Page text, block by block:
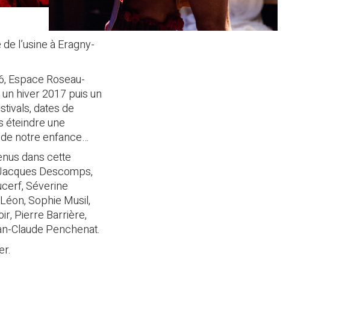
l’usine à Eragny-
Espace Roseau-
hiver 2017 puis un
dates de
éteindre une
notre enfance…
dans cette
Descomps,
Séverine
Sophie Musil,
Pierre Barrière,
Claude Penchenat.